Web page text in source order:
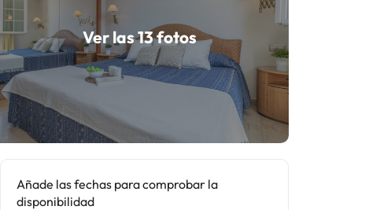
Ver las 13 fotos
Añade las fechas para comprobar la
disponibilidad